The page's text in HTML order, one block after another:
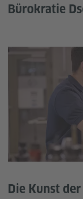
Bürokratie
Die Kunst